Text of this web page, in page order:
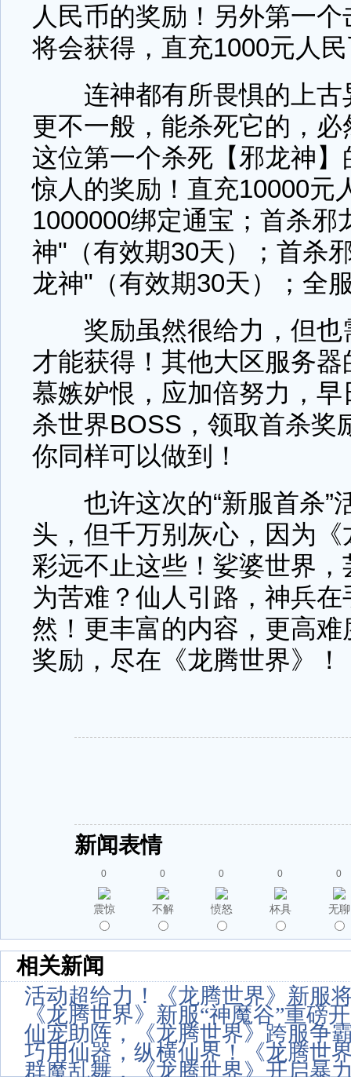
人民币的奖励！另外第一
将会获得，直充1000元人
连神都有所畏惧的上古
更不一般，能杀死它的，
这位第一个杀死【邪龙神
惊人的奖励！直充10000元
1000000绑定通宝；首杀邪
神"（有效期30天）；首杀
龙神"（有效期30天）；全
奖励虽然很给力，但也
才能获得！其他大区服务
慕嫉妒恨，应加倍努力，
杀世界BOSS，领取首杀奖
你同样可以做到！
也许这次的“新服首杀”
头，但千万别灰心，因为
彩远不止这些！娑婆世界
为苦难？仙人引路，神兵
然！更丰富的内容，更高
奖励，尽在《龙腾世界》！
新闻表情
0
震惊
0
不解
0
愤怒
0
杯具
0
无聊
相关新闻
活动超给力！《龙腾世界》新服
《龙腾世界》新服“神魔谷”重磅
仙宠助阵，《龙腾世界》跨服争
巧用仙器，纵横仙界！《龙腾世
群魔乱舞，《龙腾世界》开启暴